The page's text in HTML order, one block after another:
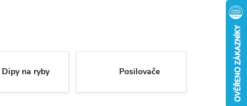
Dipy na ryby Posilovače